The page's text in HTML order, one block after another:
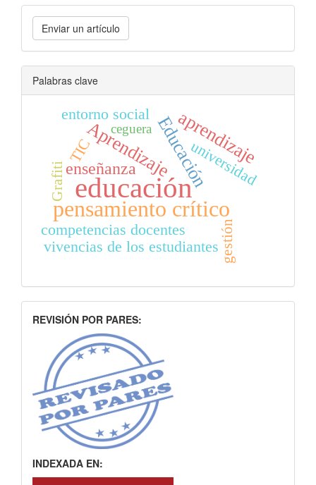
Enviar
un
artículo
Enviar un artículo
Palabras clave
educación
pensamiento crítico
Educación
Aprendizajeaprendizaje
enseñanza universidad
competencias docentes
vivencias de los estudiantes gestión
Grafiti
entorno social
TIC
ceguera
INDEXACION
REVISIÓN POR PARES:
INDEXADA EN: